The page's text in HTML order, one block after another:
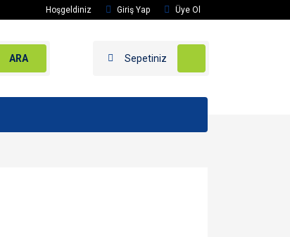
Hoşgeldiniz Giriş Yap Üye Ol
ARA Sepetiniz